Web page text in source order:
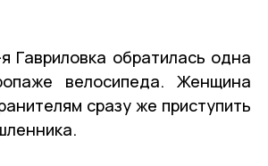
Гавриловка обратилась одна
велосипеда. Женщина
сразу же приступить